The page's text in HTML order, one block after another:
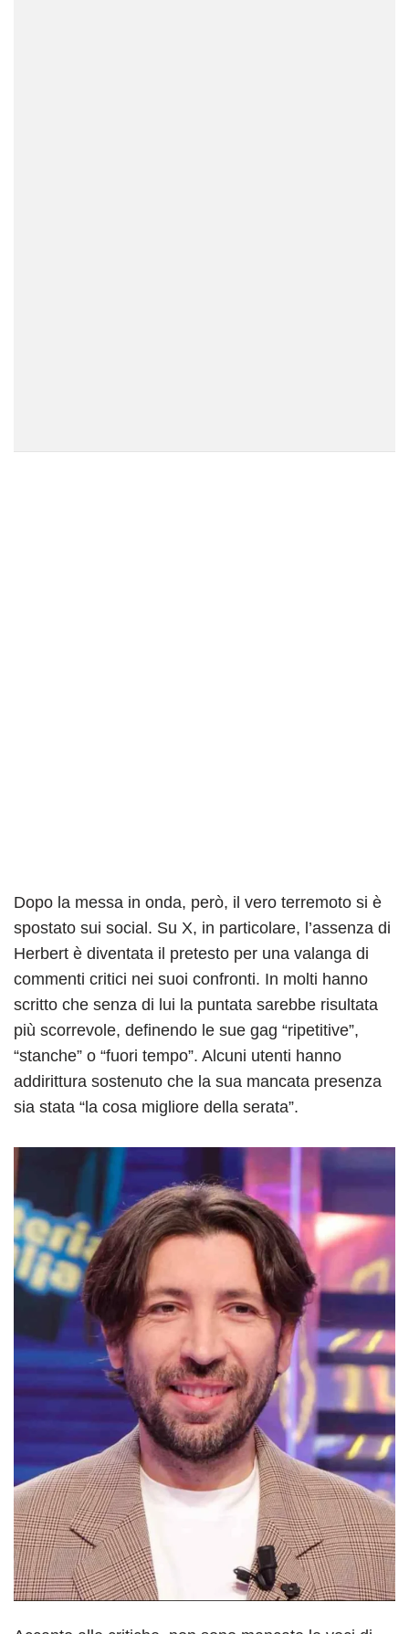
Dopo la messa in onda, però, il vero terremoto si è
spostato sui social. Su X, in particolare, l’assenza di
Herbert è diventata il pretesto per una valanga di
commenti critici nei suoi confronti. In molti hanno
scritto che senza di lui la puntata sarebbe risultata
più scorrevole, definendo le sue gag “ripetitive”,
“stanche” o “fuori tempo”. Alcuni utenti hanno
addirittura sostenuto che la sua mancata presenza
sia stata “la cosa migliore della serata”.